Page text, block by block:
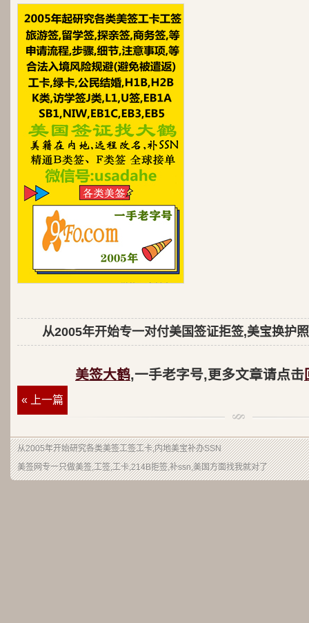
从2005年开始专一对付美国签证拒签,美宝换护
美签大鹤,一手老字号,更多文章请点击
« 上一篇
从2005年开始研究各类美签工签工卡,内地美宝补办SSN
美签网专一只做美签,工签,工卡,214B拒签,补ssn,美国方面找我就对了